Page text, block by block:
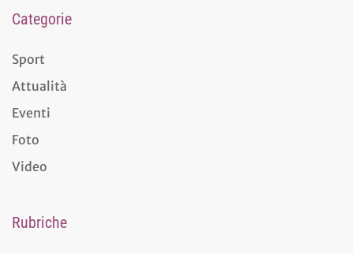
Categorie
Sport
Attualità
Eventi
Foto
Video
Rubriche